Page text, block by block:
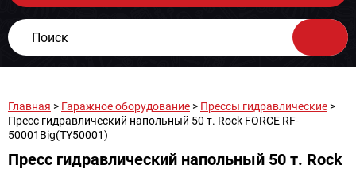
Главная > Гаражное оборудование > Прессы гидравлические >
Пресс гидравлический напольный 50 т. Rock FORCE RF-
50001Big(TY50001)
Пресс гидравлический напольный 50 т. Rock